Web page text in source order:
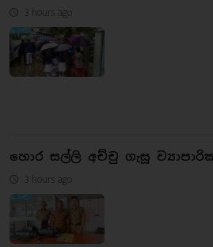
3 hours ago
හොර සල්ලි අච්චු ගැසූ
3 hours ago